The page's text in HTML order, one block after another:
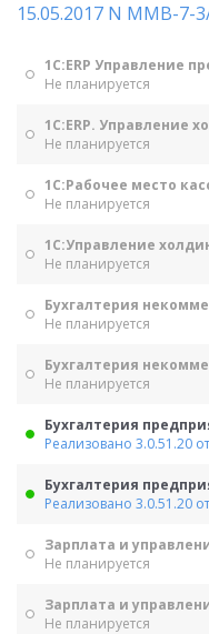
15.05.2017 N ММВ-7-
1С:ERP Управление
Не планируется
1С:ERP. Управление
Не планируется
1С:Рабочее место
Не планируется
1С:Управление
Не планируется
Бухгалтерия
Не планируется
Бухгалтерия
Не планируется
Бухгалтерия
Реализовано 3.0.51.20
Бухгалтерия
Реализовано 3.0.51.20
Зарплата и
Не планируется
Зарплата и
Не планируется